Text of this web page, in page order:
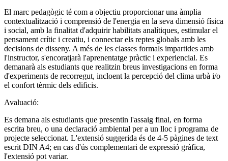
El marc pedagògic té com a objectiu proporcionar una àmplia
contextualització i comprensió de l'energia en la seva dimensió física
i social, amb la finalitat d'adquirir habilitats analítiques, estimular el
pensament crític i creatiu, i connectar els reptes globals amb les
decisions de disseny. A més de les classes formals impartides amb
l'instructor, s'encoratjarà l'aprenentatge pràctic i experiencial. Es
demanarà als estudiants que realitzin breus investigacions en forma
d'experiments de recorregut, incloent la percepció del clima urbà i/o
el confort tèrmic dels edificis.
Avaluació:
Es demana als estudiants que presentin l'assaig final, en forma
escrita breu, o una declaració ambiental per a un lloc i programa de
projecte seleccionat. L'extensió suggerida és de 4-5 pàgines de text
escrit DIN A4; en cas d'ús complementari de expressió gràfica,
l'extensió pot variar.